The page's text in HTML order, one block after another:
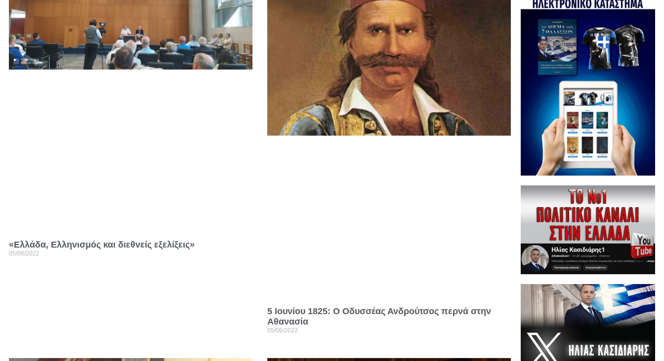
«Ελλάδα, Ελληνισμός και διεθνείς εξελίξεις»
05/06/2022
5 Ιουνίου 1825: Ο Οδυσσέας Ανδρούτσος περνά στην
Αθανασία
05/06/2022